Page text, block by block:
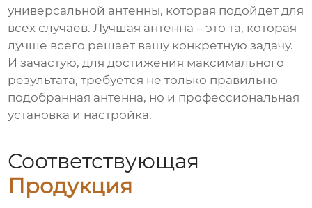
универсальной антенны, которая подойдет для
всех случаев. Лучшая антенна – это та, которая
лучше всего решает вашу конкретную задачу.
И зачастую, для достижения максимального
результата, требуется не только правильно
подобранная антенна, но и профессиональная
установка и настройка.
Соответствующая
Продукция